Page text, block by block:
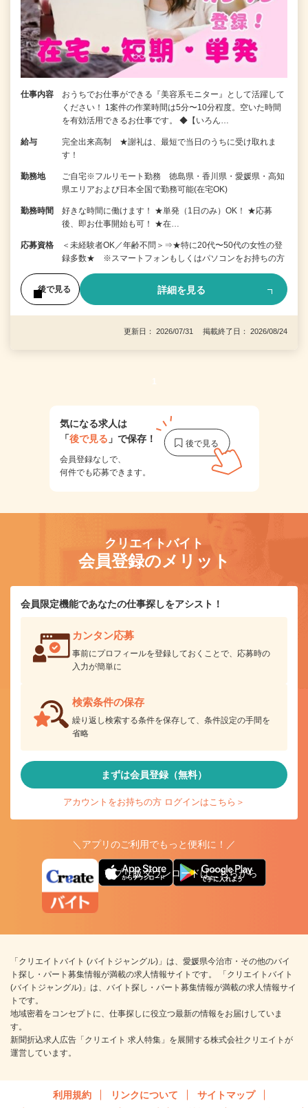
仕事内容
おうちでお仕事ができる『美容系モニター』として活躍して
ください！ 1案件の作業時間は5分〜10分程度。空いた時間
を有効活用できるお仕事です。 ◆【いろん…
給与
完全出来高制 ★謝礼は、最短で当日のうちに受け取れま
す！
勤務地
ご自宅※フルリモート勤務 徳島県・香川県・愛媛県・高知
県エリアおよび日本全国で勤務可能(在宅OK)
勤務時間
好きな時間に働けます！ ★単発（1日のみ）OK！ ★応募
後、即お仕事開始も可！ ★在…
応募資格
＜未経験者OK／年齢不問＞⇒★特に20代〜50代の女性の登
録多数★ ※スマートフォンもしくはパソコンをお持ちの方
後で見る 詳細を見る
更新日： 2026/07/31 掲載終了日： 2026/08/24
1
気になる求人は
「後で見る 」で保存！
会員登録なしで、
何件でも応募できます。
クリエイトバイト
会員登録のメリット
会員限定機能であなたの仕事探しをアシスト！
カンタン応募
事前にプロフィールを登録しておくことで、応募時の
入力が簡単に
検索条件の保存
繰り返し検索する条件を保存して、条件設定の手間を
省略
まずは会員登録（無料）
アカウントをお持ちの方 ログインはこちら＞
＼アプリのご利用でもっと便利に！／
アプリ版ダウンロードはこちらから
「クリエイトバイト (バイトジャングル)」は、愛媛県今治市・その他のバイ
ト探し・パート募集情報が満載の求人情報サイトです。 「クリエイトバイト
(バイトジャングル)」は、バイト探し・パート募集情報が満載の求人情報サイ
トです。
地域密着をコンセプトに、仕事探しに役立つ最新の情報をお届けしていま
す。
新聞折込求人広告「クリエイト 求人特集」を展開する株式会社クリエイトが
運営しています。
利用規約 リンクについて
サイトマップ